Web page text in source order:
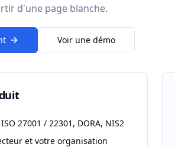
d'une page blanche.
Voir une démo
27001 / 22301, DORA, NIS2
et votre organisation